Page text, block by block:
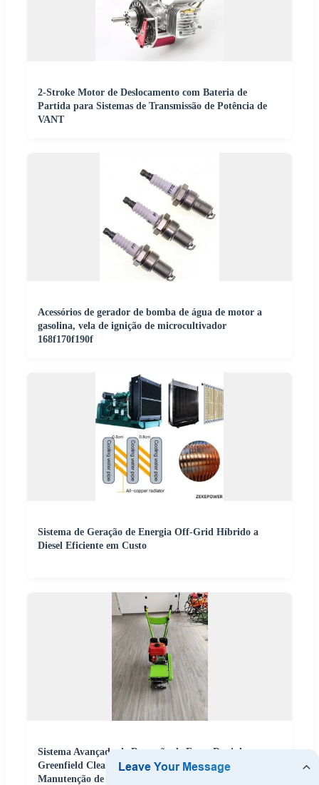
2-Stroke Motor de Deslocamento com Bateria de
Partida para Sistemas de Transmissão de Potência de
VANT
Acessórios de gerador de bomba de água de motor a
gasolina, vela de ignição de microcultivador
168f170f190f
Sistema de Geração de Energia Off-Grid Híbrido a
Diesel Eficiente em Custo
Sistema Avançado de Remoção de Ervas Daninhas
Greenfield Clearer para Solução Eficiente de
Manutenção de Jardins